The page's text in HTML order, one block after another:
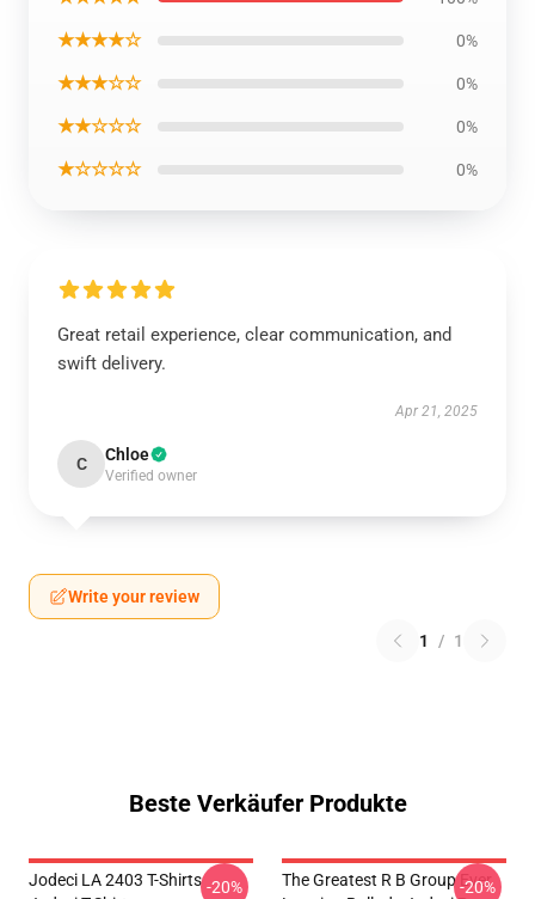
★★★★☆ 0%
★★★☆☆ 0%
★★☆☆☆ 0%
★☆☆☆☆ 0%
Great retail experience, clear communication, and
swift delivery.
Apr 21, 2025
C Chloe
Verified owner
Write your review
1 / 1
Beste Verkäufer Produkte
Jodeci LA 2403 T-Shirts -20%
The Greatest R B Group Ever
-20%